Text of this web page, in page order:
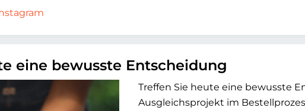
eine bewusste Entscheidung
Treffen Sie heute eine bewusste
Ausgleichsprojekt im